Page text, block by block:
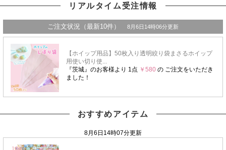
リアルタイム受注情報
おすすめアイテム